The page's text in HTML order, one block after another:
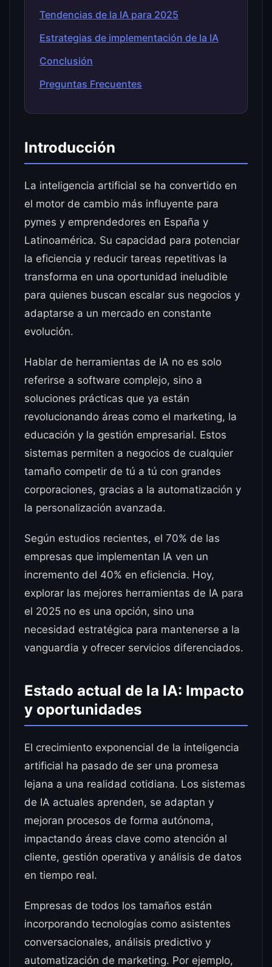
Tendencias de la IA para 2025
Estrategias de implementación de la IA
Conclusión
Preguntas Frecuentes
Introducción
La inteligencia artificial se ha convertido en
el motor de cambio más influyente para
pymes y emprendedores en España y
Latinoamérica. Su capacidad para potenciar
la eficiencia y reducir tareas repetitivas la
transforma en una oportunidad ineludible
para quienes buscan escalar sus negocios y
adaptarse a un mercado en constante
evolución.
Hablar de herramientas de IA no es solo
referirse a software complejo, sino a
soluciones prácticas que ya están
revolucionando áreas como el marketing, la
educación y la gestión empresarial. Estos
sistemas permiten a negocios de cualquier
tamaño competir de tú a tú con grandes
corporaciones, gracias a la automatización y
la personalización avanzada.
Según estudios recientes, el 70% de las
empresas que implementan IA ven un
incremento del 40% en eficiencia. Hoy,
explorar las mejores herramientas de IA para
el 2025 no es una opción, sino una
necesidad estratégica para mantenerse a la
vanguardia y ofrecer servicios diferenciados.
Estado actual de la IA: Impacto
y oportunidades
El crecimiento exponencial de la inteligencia
artificial ha pasado de ser una promesa
lejana a una realidad cotidiana. Los sistemas
de IA actuales aprenden, se adaptan y
mejoran procesos de forma autónoma,
impactando áreas clave como atención al
cliente, gestión operativa y análisis de datos
en tiempo real.
Empresas de todos los tamaños están
incorporando tecnologías como asistentes
conversacionales, análisis predictivo y
automatización de marketing. Por ejemplo,